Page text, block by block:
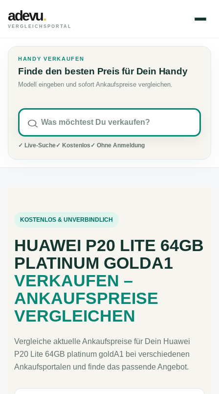
adevu.
VERGLEICHSPORTAL
HANDY VERKAUFEN
Finde den besten Preis für Dein Handy
Modell eingeben und sofort Ankaufspreise vergleichen.
✓ Live-Suche✓ Kostenlos ✓ Ohne Anmeldung
KOSTENLOS & UNVERBINDLICH
HUAWEI P20 LITE 64GB
PLATINUM GOLDA1
VERKAUFEN –
ANKAUFSPREISE
VERGLEICHEN
Vergleiche aktuelle Ankaufspreise für Dein Huawei
P20 Lite 64GB platinum goldA1 bei verschiedenen
Ankaufsportalen und finde das passende Angebot.